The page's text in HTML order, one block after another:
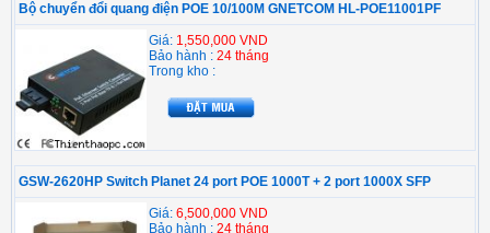
Bộ chuyển đổi quang điện POE 10/100M GNETCOM HL-POE11001PF
Giá: 1,550,000 VND
Bảo hành : 24 tháng
Trong kho :
GSW-2620HP Switch Planet 24 port POE 1000T + 2 port 1000X SFP
Giá: 6,500,000 VND
Bảo hành : 24 tháng